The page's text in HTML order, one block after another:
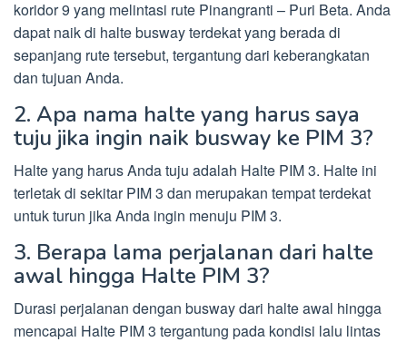
koridor 9 yang melintasi rute Pinangranti – Puri Beta. Anda
dapat naik di halte busway terdekat yang berada di
sepanjang rute tersebut, tergantung dari keberangkatan
dan tujuan Anda.
2. Apa nama halte yang harus saya
tuju jika ingin naik busway ke PIM 3?
Halte yang harus Anda tuju adalah Halte PIM 3. Halte ini
terletak di sekitar PIM 3 dan merupakan tempat terdekat
untuk turun jika Anda ingin menuju PIM 3.
3. Berapa lama perjalanan dari halte
awal hingga Halte PIM 3?
Durasi perjalanan dengan busway dari halte awal hingga
mencapai Halte PIM 3 tergantung pada kondisi lalu lintas